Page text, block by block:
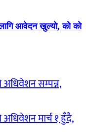
लागि आवेदन खुल्याे, काे काे
अधिवेशन सम्पन्न,
अधिवेशन मार्च १ हुँदै,